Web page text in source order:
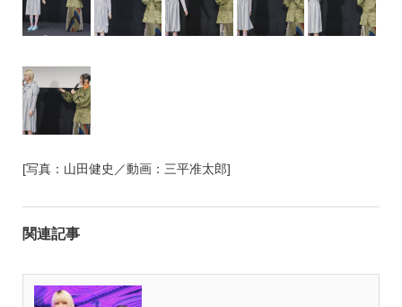
[写真：山田健史／動画：三平准太郎]
関連記事